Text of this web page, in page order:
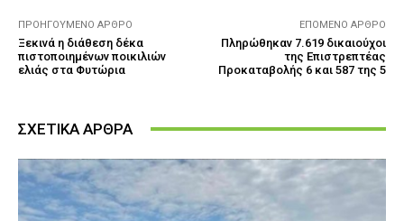
ΠΡΟΗΓΟΎΜΕΝΟ ΆΡΘΡΟ
Ξεκινά η διάθεση δέκα
πιστοποιημένων ποικιλιών
ελιάς στα Φυτώρια
ΕΠΌΜΕΝΟ ΆΡΘΡΟ
Πληρώθηκαν 7.619 δικαιούχοι
της Επιστρεπτέας
Προκαταβολής 6 και 587 της 5
ΣΧΕΤΙΚΑ ΑΡΘΡΑ